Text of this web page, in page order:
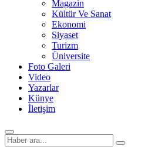
Magazin
Kültür Ve Sanat
Ekonomi
Siyaset
Turizm
Üniversite
Foto Galeri
Video
Yazarlar
Künye
İletişim